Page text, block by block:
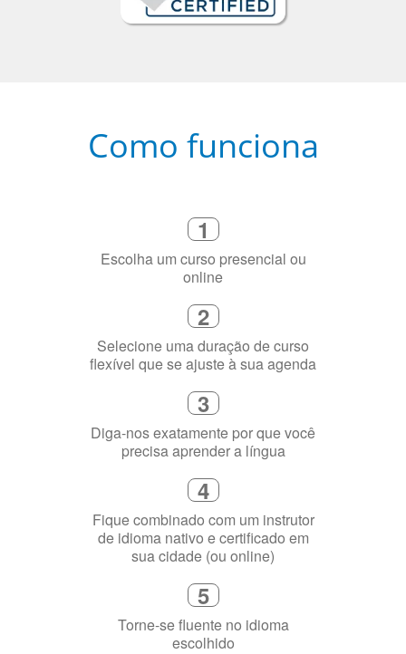
Como funciona
1
Escolha um curso presencial ou
online
2
Selecione uma duração de curso
flexível que se ajuste à sua agenda
3
Diga-nos exatamente por que você
precisa aprender a língua
4
Fique combinado com um instrutor
de idioma nativo e certificado em
sua cidade (ou online)
5
Torne-se fluente no idioma
escolhido